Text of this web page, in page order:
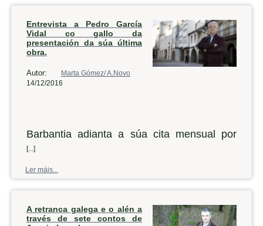
Entrevista a Pedro García
Vidal co gallo da
presentación da súa última
obra.
Autor:
Marta Gómez/ A.Novo
14/12/2016
Barbantia adianta a súa cita mensual por
mor das festas do Nadal, así que este
venres a asociación cultural levará a cabo
na casa de cultura noiesa unha nova
historiador Pedro García Vidal, que falará do
[...]
Ler máis...
A retranca galega e o alén a
través de sete contos de